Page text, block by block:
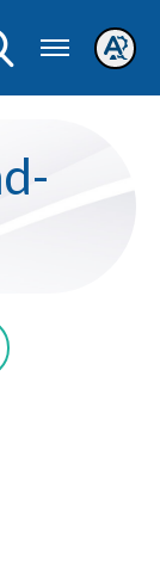
Ouvrir
du
Ouvrir
le